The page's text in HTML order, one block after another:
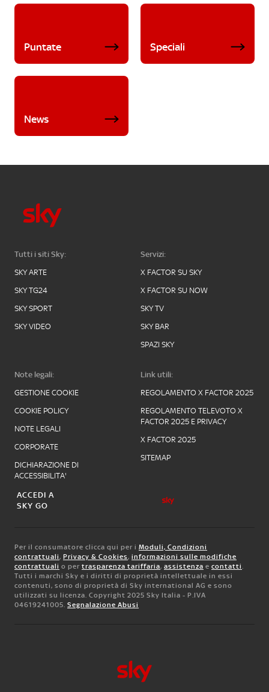
Puntate Speciali
News
Tutti i siti Sky:
SKY ARTE
SKY TG24
SKY SPORT
SKY VIDEO
Servizi:
X FACTOR SU SKY
X FACTOR SU NOW
SKY TV
SKY BAR
SPAZI SKY
Note legali:
GESTIONE COOKIE
COOKIE POLICY
NOTE LEGALI
CORPORATE
DICHIARAZIONE DI
ACCESSIBILITA'
Link utili:
REGOLAMENTO X FACTOR 2025
REGOLAMENTO TELEVOTO X
FACTOR 2025 E PRIVACY
X FACTOR 2025
SITEMAP
ACCEDI A
SKY GO
Per il consumatore clicca qui per i Moduli, Condizioni
contrattuali, Privacy & Cookies, informazioni sulle modifiche
contrattuali o per trasparenza tariffaria, assistenza e contatti.
Tutti i marchi Sky e i diritti di proprietà intellettuale in essi
contenuti, sono di proprietà di Sky international AG e sono
utilizzati su licenza. Copyright 2025 Sky Italia - P.IVA
04619241005. Segnalazione Abusi